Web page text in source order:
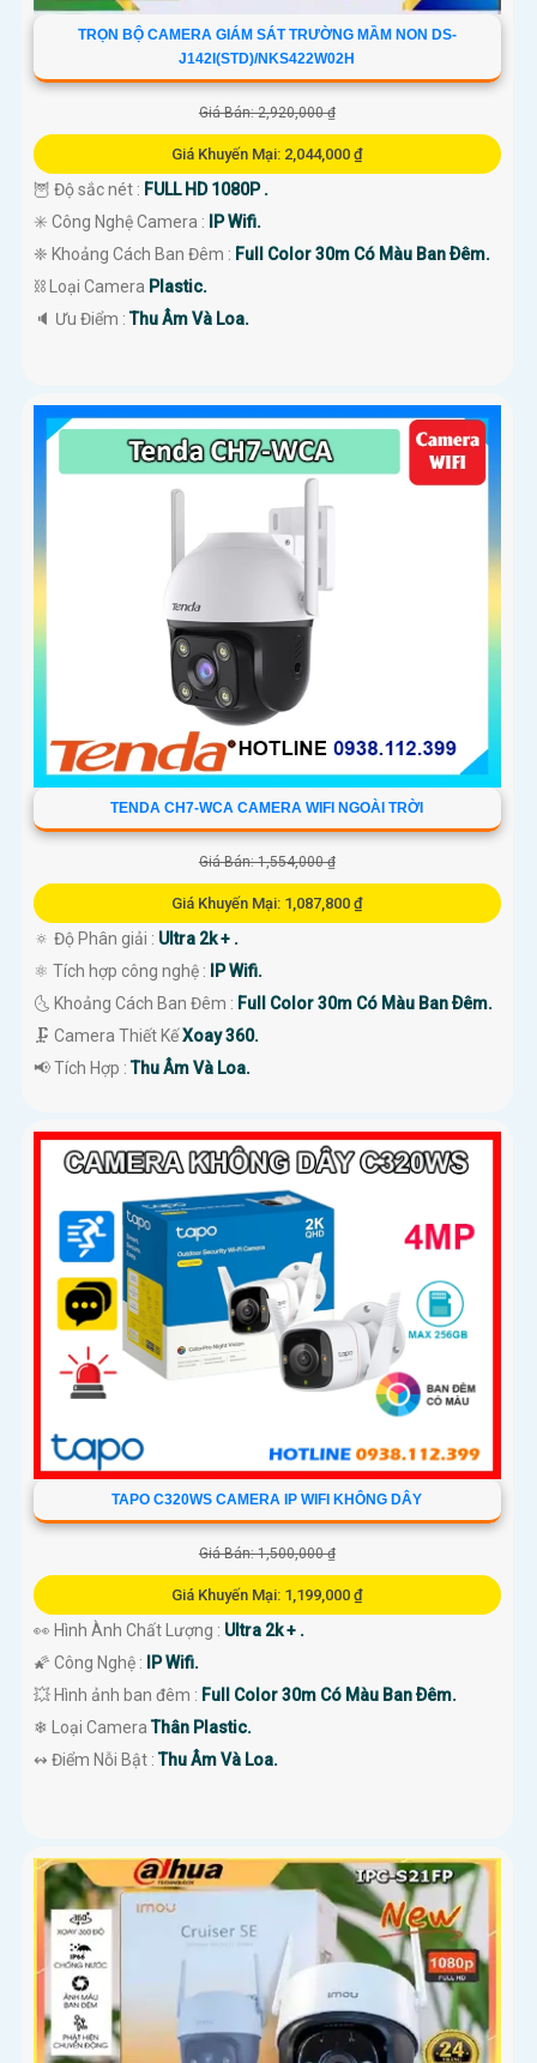
TRỌN BỘ CAMERA GIÁM SÁT TRƯỜNG MẦM NON DS-
J142I(STD)/NKS422W02H
Giá Bán: 2,920,000 ₫
Giá Khuyến Mại: 2,044,000 ₫
🦉 Độ sắc nét : FULL HD 1080P .
✳️ Công Nghệ Camera :
IP Wifi.
❈ Khoảng Cách Ban Đêm : Full Color 30m Có Màu Ban Ðêm.
⛓ Loại Camera Plastic.
️🔈 Ưu Điểm :Thu Âm Và Loa.
TENDA CH7-WCA CAMERA WIFI NGOÀI TRỜI
Giá Bán: 1,554,000 ₫
Giá Khuyến Mại: 1,087,800 ₫
🔅 Độ Phân giải : Ultra 2k + .
⚛️ Tích hợp công nghệ : IP Wifi.
🌜 Khoảng Cách Ban Đêm : Full Color 30m Có Màu Ban Ðêm.
🗜️ Camera Thiết KếXoay 360.
️📢 Tích Hợp :Thu Âm Và Loa.
TAPO C320WS CAMERA IP WIFI KHÔNG DÂY
Giá Bán: 1,500,000 ₫
Giá Khuyến Mại: 1,199,000 ₫
👀 Hình Ành Chất Lượng : Ultra 2k + .
🌠 Công Nghệ : IP Wifi.
💥 Hình ảnh ban đêm : Full Color 30m Có Màu Ban Ðêm.
❄ Loại CameraThân Plastic.
️↭ Điểm Nỗi Bật :Thu Âm Và Loa.